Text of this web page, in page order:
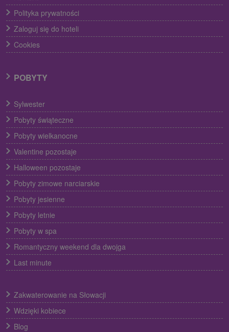
Polityka prywatności
Zaloguj się do hoteli
Cookies
POBYTY
Sylwester
Pobyty świąteczne
Pobyty wielkanocne
Valentine pozostaje
Halloween pozostaje
Pobyty zimowe narciarskie
Pobyty jesienne
Pobyty letnie
Pobyty w spa
Romantyczny weekend dla dwojga
Last minute
Zakwaterowanie na Słowacji
Wdzięki kobiece
Blog